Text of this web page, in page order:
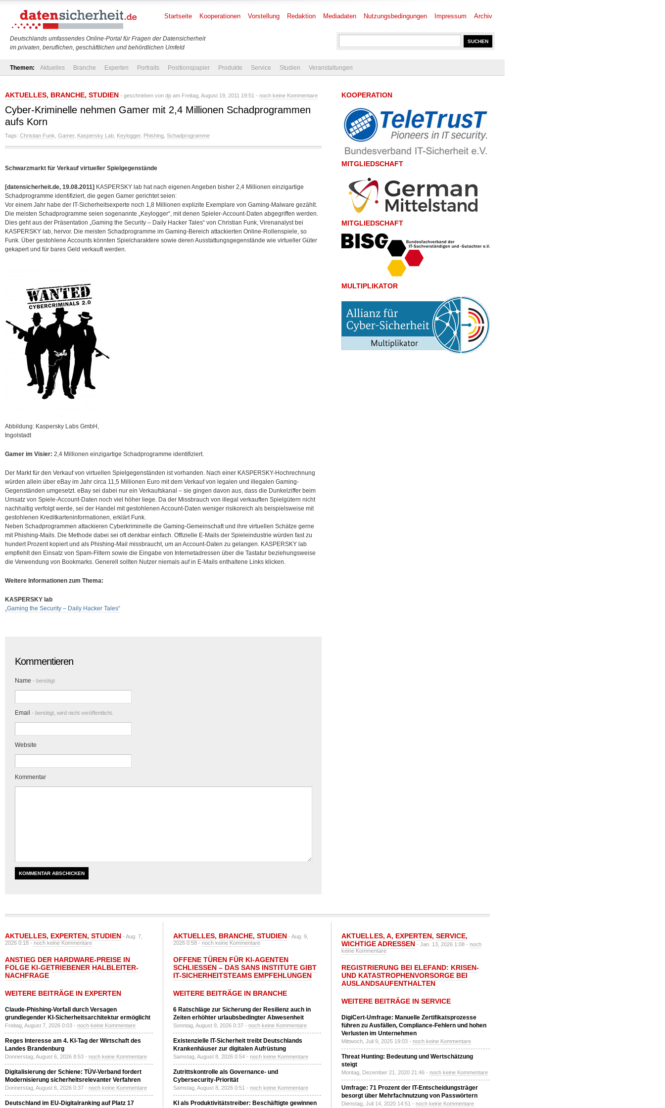
Deutschlands umfassendes Online-Portal für Fragen der Datensicherheit
im privaten, beruflichen, geschäftlichen und behördlichen Umfeld
Startseite Kooperationen Vorstellung Redaktion Mediadaten Nutzungsbedingungen Impressum Archiv
Themen: Aktuelles Branche Experten Portraits Positionspapier Produkte Service Studien Veranstaltungen
AKTUELLES, BRANCHE, STUDIEN - geschrieben von dp am Freitag, August 19, 2011 19:51 - noch keine Kommentare
Cyber-Kriminelle nehmen Gamer mit 2,4 Millionen Schadprogrammen
aufs Korn
Tags: Christian Funk Gamer, Kaspersky Lab Keylogger, Phishing Schadprogramme
Schwarzmarkt für Verkauf virtueller Spielgegenstände
[datensicherheit.de, 19.08.2011] KASPERSKY lab hat nach eigenen Angeben bisher 2,4 Millionen einzigartige
Schadprogramme identifiziert, die gegen Gamer gerichtet seien:
Vor einem Jahr habe der IT-Sicherheitsexperte noch 1,8 Millionen explizite Exemplare von Gaming-Malware gezählt.
Die meisten Schadprogramme seien sogenannte „Keylogger“, mit denen Spieler-Account-Daten abgegriffen werden.
Dies geht aus der Präsentation „Gaming the Security – Daily Hacker Tales“ von Christian Funk, Virenanalyst bei
KASPERSKY lab, hervor. Die meisten Schadprogramme im Gaming-Bereich attackierten Online-Rollenspiele, so
Funk. Über gestohlene Accounts könnten Spielcharaktere sowie deren Ausstattungsgegenstände wie virtueller Güter
gekapert und für bares Geld verkauft werden.
Abbildung: Kaspersky Labs GmbH,
Ingolstadt
Gamer im Visier: 2,4 Millionen einzigartige Schadprogramme identifiziert.
Der Markt für den Verkauf von virtuellen Spielgegenständen ist vorhanden. Nach einer KASPERSKY-Hochrechnung
würden allein über eBay im Jahr circa 11,5 Millionen Euro mit dem Verkauf von legalen und illegalen Gaming-
Gegenständen umgesetzt. eBay sei dabei nur ein Verkaufskanal – sie gingen davon aus, dass die Dunkelziffer beim
Umsatz von Spiele-Account-Daten noch viel höher liege. Da der Missbrauch von illegal verkauften Spielgütern nicht
nachhaltig verfolgt werde, sei der Handel mit gestohlenen Account-Daten weniger risikoreich als beispielsweise mit
gestohlenen Kreditkarteninformationen, erklärt Funk.
Neben Schadprogrammen attackieren Cyberkriminelle die Gaming-Gemeinschaft und ihre virtuellen Schätze gerne
mit Phishing-Mails. Die Methode dabei sei oft denkbar einfach. Offizielle E-Mails der Spieleindustrie würden fast zu
hundert Prozent kopiert und als Phishing-Mail missbraucht, um an Account-Daten zu gelangen. KASPERSKY lab
empfiehlt den Einsatz von Spam-Filtern sowie die Eingabe von Internetadressen über die Tastatur beziehungsweise
die Verwendung von Bookmarks. Generell sollten Nutzer niemals auf in E-Mails enthaltene Links klicken.
Weitere Informationen zum Thema:
KASPERSKY lab
„Gaming the Security – Daily Hacker Tales“
Kommentieren
Name - benötigt
Email - benötigt, wird nicht veröffentlicht.
Website
Kommentar
KOOPERATION
MITGLIEDSCHAFT
MITGLIEDSCHAFT
MULTIPLIKATOR
AKTUELLES, EXPERTEN, STUDIEN - Aug. 7,
2026 0:18 -noch keine Kommentare
ANSTIEG DER HARDWARE-PREISE IN
FOLGE KI-GETRIEBENER HALBLEITER-
NACHFRAGE
WEITERE BEITRÄGE IN EXPERTEN
Claude-Phishing-Vorfall durch Versagen
grundlegender KI-Sicherheitsarchitektur ermöglicht
Freitag, August 7, 2026 0:03 - noch keine Kommentare
Reges Interesse am 4. KI-Tag der Wirtschaft des
Landes Brandenburg
Donnerstag, August 6, 2026 8:53 - noch keine Kommentare
Digitalisierung der Schiene: TÜV-Verband fordert
Modernisierung sicherheitsrelevanter Verfahren
Donnerstag, August 6, 2026 0:37 - noch keine Kommentare
Deutschland im EU-Digitalranking auf Platz 17
AKTUELLES, BRANCHE, STUDIEN - Aug. 9,
2026 0:58 -noch keine Kommentare
OFFENE TÜREN FÜR KI-AGENTEN
SCHLIESSEN – DAS SANS INSTITUTE GIBT I
T-SICHERHEITSTEAMS EMPFEHLUNGEN
WEITERE BEITRÄGE IN BRANCHE
6 Ratschläge zur Sicherung der Resilienz auch in
Zeiten erhöhter urlaubsbedingter Abwesenheit
Sonntag, August 9, 2026 0:37 - noch keine Kommentare
Existenzielle IT-Sicherheit treibt Deutschlands
Krankenhäuser zur digitalen Aufrüstung
Samstag, August 8, 2026 0:54 - noch keine Kommentare
Zutrittskontrolle als Governance- und
Cybersecurity-Priorität
Samstag, August 8, 2026 0:51 - noch keine Kommentare
KI als Produktivitätstreiber: Beschäftigte gewinnen
AKTUELLES, A, EXPERTEN, SERVICE,
WICHTIGE ADRESSEN - Jan. 13, 2026 1:08 - noch
keine Kommentare
REGISTRIERUNG BEI ELEFAND: KRISEN-
UND KATASTROPHENVORSORGE BEI
AUSLANDSAUFENTHALTEN
WEITERE BEITRÄGE IN SERVICE
DigiCert-Umfrage: Manuelle Zertifikatsprozesse
führen zu Ausfällen, Compliance-Fehlern und hohen
Verlusten im Unternehmen
Mittwoch, Juli 9, 2025 19:03 - noch keine Kommentare
Threat Hunting: Bedeutung und Wertschätzung
steigt
Montag, Dezember 21, 2020 21:46 - noch keine Kommentare
Umfrage: 71 Prozent der IT-Entscheidungsträger
besorgt über Mehrfachnutzung von Passwörtern
Dienstag, Juli 14, 2020 14:51 - noch keine Kommentare